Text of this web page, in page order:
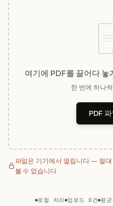
여기에 PDF를 끌어다
한 번에 하나
PDF
파일은 기기에서 열립니다 — 절
볼 수 없습니다
로컬 처리 업로드 0건 평